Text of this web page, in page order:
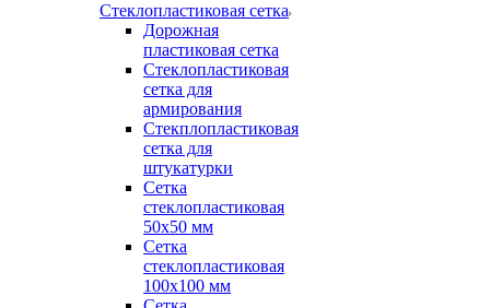
Стеклопластиковая сетка
Дорожная
пластиковая сетка
Стеклопластиковая
сетка для
армирования
Стекплопластиковая
сетка для
штукатурки
Сетка
стеклопластиковая
50x50 мм
Сетка
стеклопластиковая
100x100 мм